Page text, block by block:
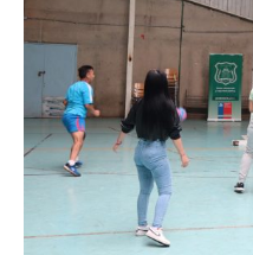
APP MÓVIL
TRANSPARENCIA